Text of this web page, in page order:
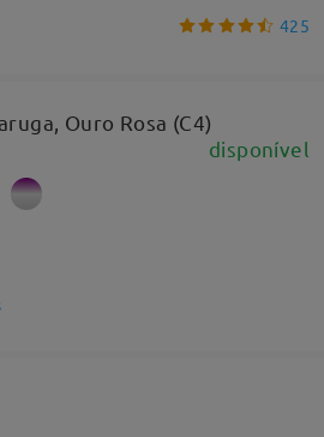
425
Ouro Rosa (C4)
disponível